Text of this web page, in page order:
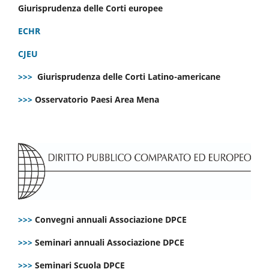
Giurisprudenza delle Corti europee
ECHR
CJEU
>>> Giurisprudenza delle Corti Latino-americane
>>> Osservatorio Paesi Area Mena
>>> Convegni annuali Associazione DPCE
>>> Seminari annuali Associazione DPCE
>>> Seminari Scuola DPCE